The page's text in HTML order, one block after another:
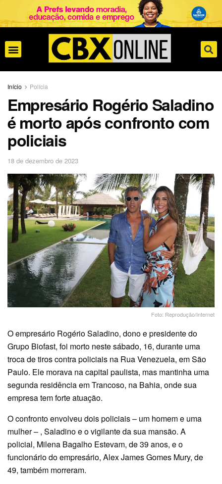
Início Polícia
Empresário Rogério Saladino
é morto após confronto com
policiais
18 de dezembro de 2023
Foto: Reprodução/Internet
O empresário Rogério Saladino, dono e presidente do
Grupo Biofast, foi morto neste sábado, 16, durante uma
troca de tiros contra policiais na Rua Venezuela, em São
Paulo. Ele morava na capital paulista, mas mantinha uma
segunda residência em Trancoso, na Bahia, onde sua
empresa tem forte atuação.
O confronto envolveu dois policiais – um homem e uma
mulher – , Saladino e o vigilante da sua mansão. A
policial, Milena Bagalho Estevam, de 39 anos, e o
funcionário do empresário, Alex James Gomes Mury, de
49, também morreram.